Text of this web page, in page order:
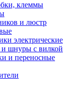
клеммы
и люстр
электрические
и шнуры с вилкой
и переносные